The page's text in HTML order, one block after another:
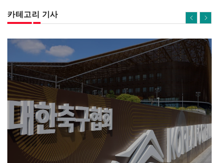
카테고리 기사